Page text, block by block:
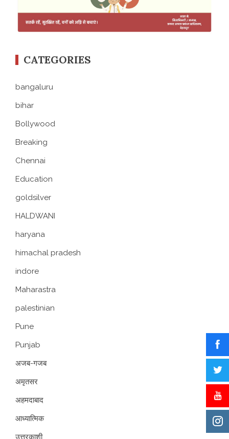
CATEGORIES
bangaluru
bihar
Bollywood
Breaking
Chennai
Education
goldsilver
HALDWANI
haryana
himachal pradesh
indore
Maharastra
palestinian
Pune
Punjab
अजब-गजब
अमृतसर
अहमदाबाद
आध्यात्मिक
उत्तरकाशी